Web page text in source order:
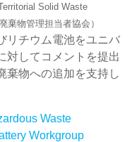
Solid Waste
棄物管理担当者協会）
リチウム電池をユニバ
対してコメントを提出
棄物への追加を支持し
Waste
Workgroup